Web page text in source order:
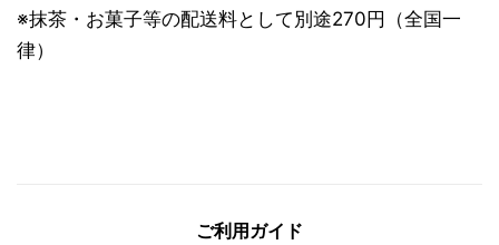
※抹茶・お菓子等の配送料として別途270円（全国一
律）
ご利用ガイド